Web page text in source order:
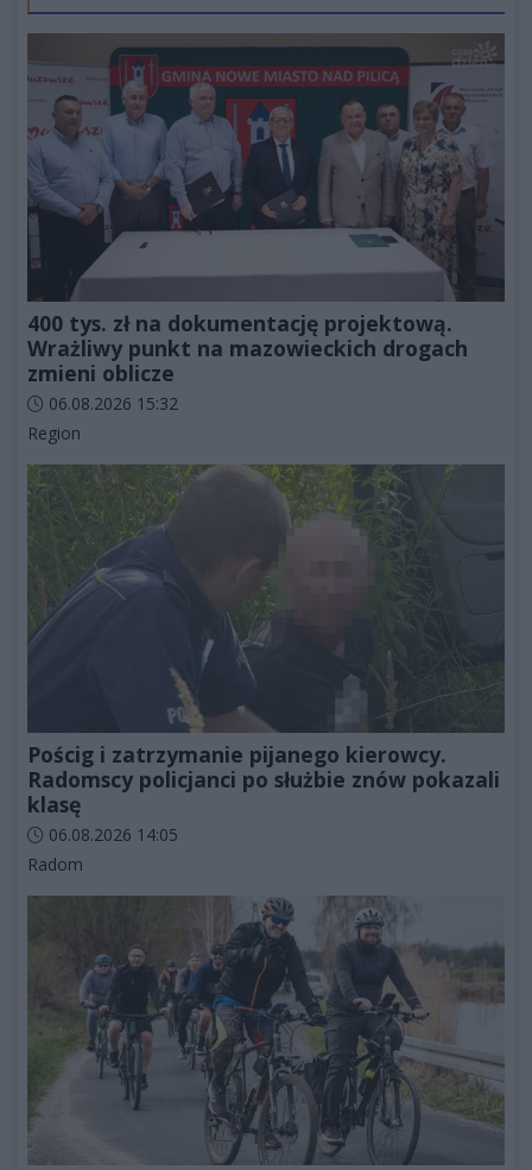
400 tys. zł na dokumentację projektową.
Wrażliwy punkt na mazowieckich drogach
zmieni oblicze
Data dodania artykułu:
06.08.2026 15:32
Kategorie artykułu:
Region
Pościg i zatrzymanie pijanego kierowcy.
Radomscy policjanci po służbie znów pokazali
klasę
Data dodania artykułu:
06.08.2026 14:05
Kategorie artykułu:
Radom